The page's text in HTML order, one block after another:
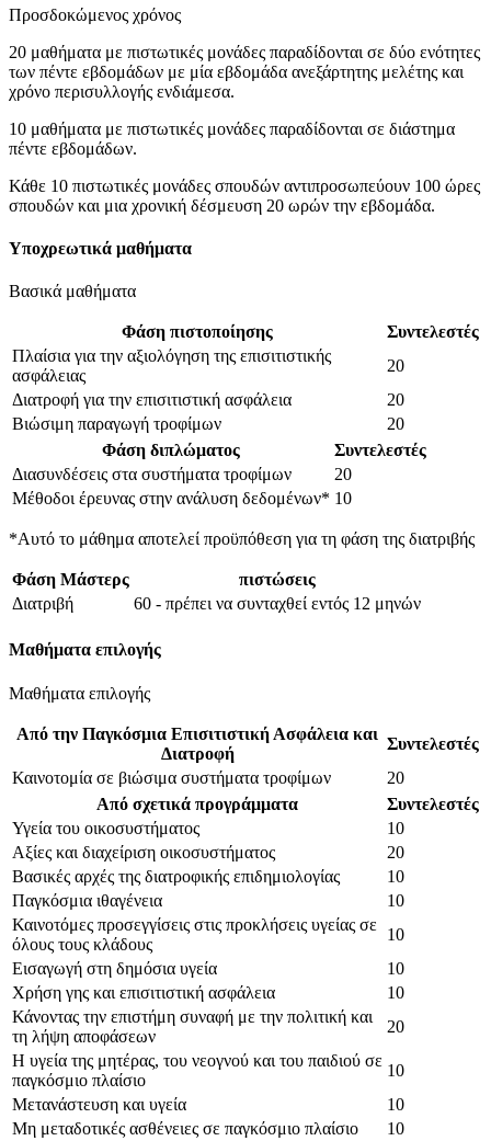
Προσδοκώμενος χρόνος
20 μαθήματα με πιστωτικές μονάδες παραδίδονται σε δύο ενότητες
των πέντε εβδομάδων με μία εβδομάδα ανεξάρτητης μελέτης και
χρόνο περισυλλογής ενδιάμεσα.
10 μαθήματα με πιστωτικές μονάδες παραδίδονται σε διάστημα
πέντε εβδομάδων.
Κάθε 10 πιστωτικές μονάδες σπουδών αντιπροσωπεύουν 100 ώρες
σπουδών και μια χρονική δέσμευση 20 ωρών την εβδομάδα.
Υποχρεωτικά μαθήματα
Βασικά μαθήματα
Φάση πιστοποίησης
Συντελεστές
Πλαίσια για την αξιολόγηση της επισιτιστικής
ασφάλειας
20
Διατροφή για την επισιτιστική ασφάλεια
20
Βιώσιμη παραγωγή τροφίμων
20
Φάση διπλώματος
Συντελεστές
Διασυνδέσεις στα συστήματα τροφίμων
20
Μέθοδοι έρευνας στην ανάλυση δεδομένων* 10
*Αυτό το μάθημα αποτελεί προϋπόθεση για τη φάση της διατριβής
Φάση Μάστερς
πιστώσεις
Διατριβή
60 - πρέπει να συνταχθεί εντός 12 μηνών
Μαθήματα επιλογής
Μαθήματα επιλογής
Από την Παγκόσμια Επισιτιστική Ασφάλεια και
Διατροφή
Συντελεστές
Καινοτομία σε βιώσιμα συστήματα τροφίμων
20
Από σχετικά προγράμματα
Συντελεστές
Υγεία του οικοσυστήματος
10
Αξίες και διαχείριση οικοσυστήματος
20
Βασικές αρχές της διατροφικής επιδημιολογίας
10
Παγκόσμια ιθαγένεια
10
Καινοτόμες προσεγγίσεις στις προκλήσεις υγείας σε
όλους τους κλάδους
10
Εισαγωγή στη δημόσια υγεία
10
Χρήση γης και επισιτιστική ασφάλεια
10
Κάνοντας την επιστήμη συναφή με την πολιτική και
τη λήψη αποφάσεων
20
Η υγεία της μητέρας, του νεογνού και του παιδιού σε
παγκόσμιο πλαίσιο
10
Μετανάστευση και υγεία
10
Μη μεταδοτικές ασθένειες σε παγκόσμιο πλαίσιο
10